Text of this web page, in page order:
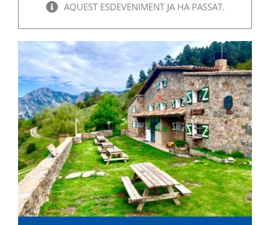
AQUEST ESDEVENIMENT JA HA PASSAT.